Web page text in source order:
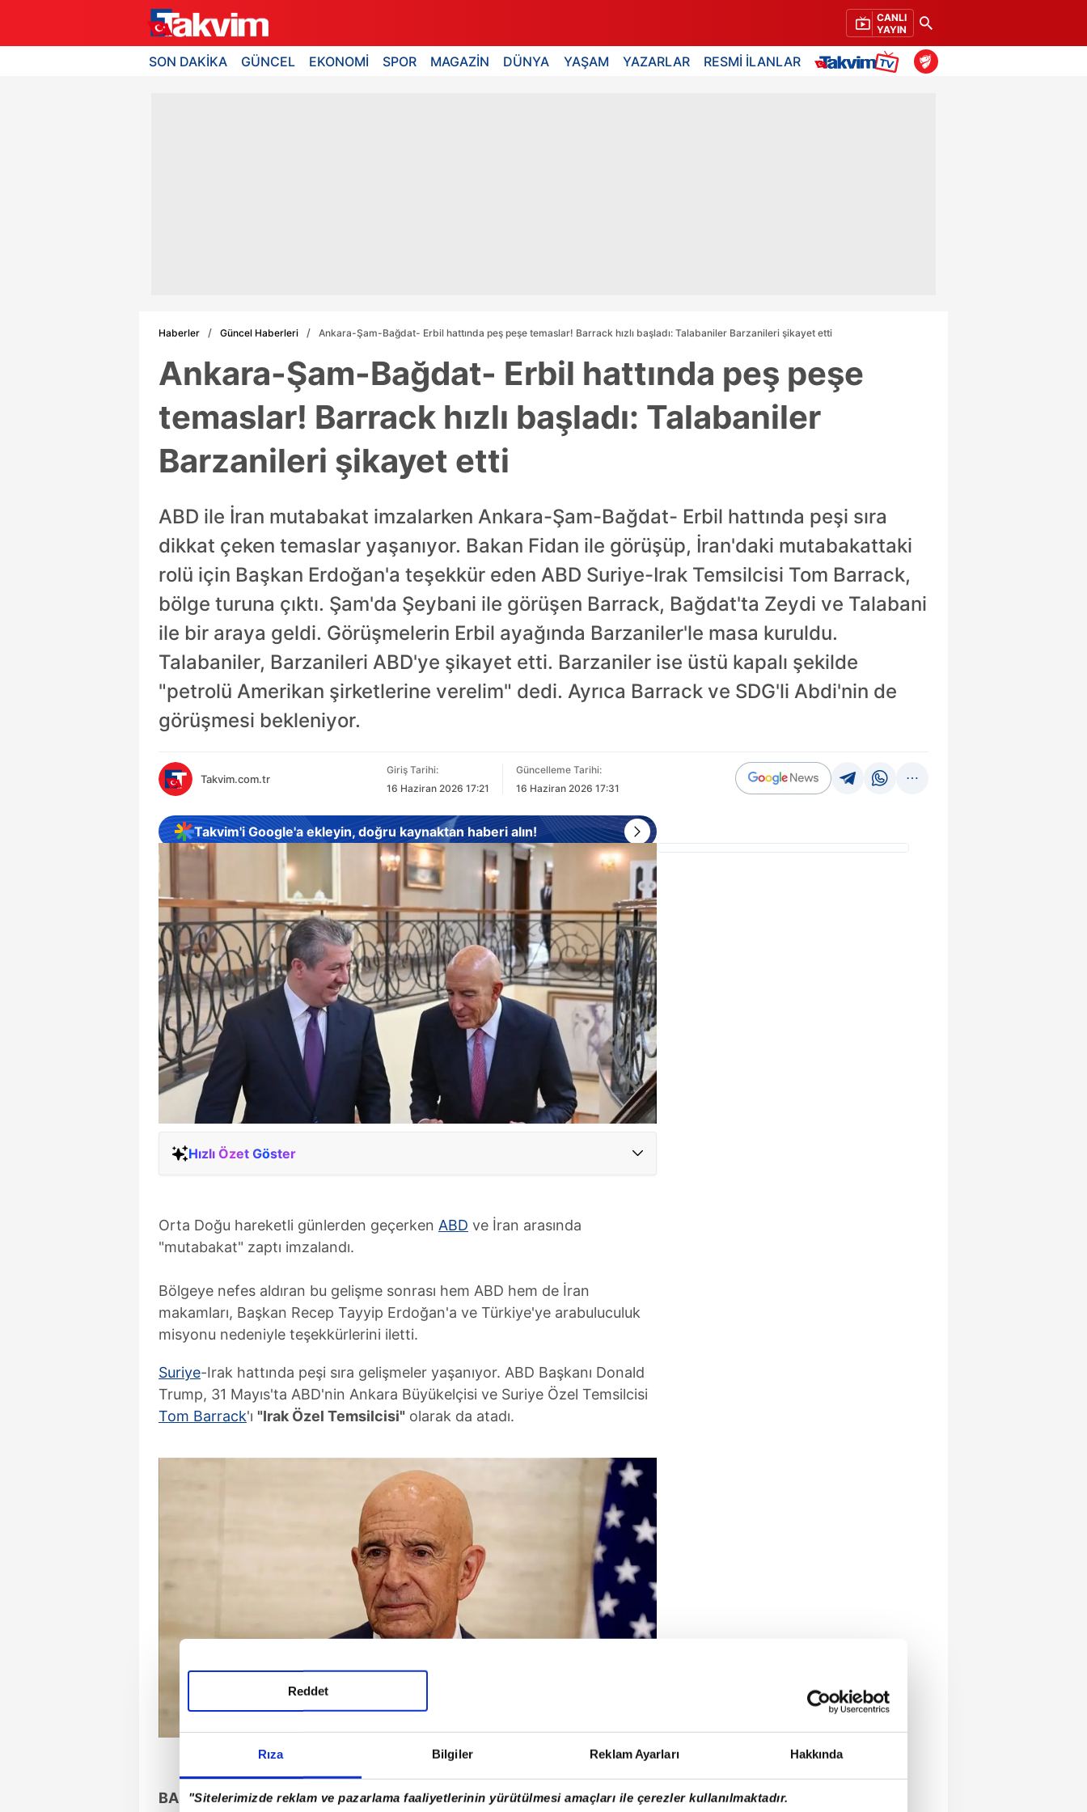
Rıza Bilgiler Reklam Ayarları Hakkında
"Sitelerimizde reklam ve pazarlama faaliyetlerinin yürütülmesi amaçları ile çerezler kullanılmaktadır.
Reddet
CANLI
YAYIN
SON DAKİKA GÜNCEL EKONOMİ SPOR MAGAZİN DÜNYA YAŞAM YAZARLAR RESMİ İLANLAR
Haberler Güncel Haberleri Ankara-Şam-Bağdat- Erbil hattında peş peşe temaslar! Barrack hızlı başladı: Talabaniler Barzanileri şikayet etti
Ankara-Şam-Bağdat- Erbil hattında peş peşe
temaslar! Barrack hızlı başladı: Talabaniler
Barzanileri şikayet etti
ABD ile İran mutabakat imzalarken Ankara-Şam-Bağdat- Erbil hattında peşi sıra
dikkat çeken temaslar yaşanıyor. Bakan Fidan ile görüşüp, İran'daki mutabakattaki
rolü için Başkan Erdoğan'a teşekkür eden ABD Suriye-Irak Temsilcisi Tom Barrack,
bölge turuna çıktı. Şam'da Şeybani ile görüşen Barrack, Bağdat'ta Zeydi ve Talabani
ile bir araya geldi. Görüşmelerin Erbil ayağında Barzaniler'le masa kuruldu.
Talabaniler, Barzanileri ABD'ye şikayet etti. Barzaniler ise üstü kapalı şekilde
"petrolü Amerikan şirketlerine verelim" dedi. Ayrıca Barrack ve SDG'li Abdi'nin de
görüşmesi bekleniyor.
Takvim.com.tr
Giriş Tarihi:
16 Haziran 2026 17:21
Güncelleme Tarihi:
16 Haziran 2026 17:31
Takvim'i Google'a ekleyin, doğru kaynaktan haberi alın!
Hızlı Özet Göster
Orta Doğu hareketli günlerden geçerken ABD ve İran arasında
"mutabakat" zaptı imzalandı.
Bölgeye nefes aldıran bu gelişme sonrası hem ABD hem de İran
makamları, Başkan Recep Tayyip Erdoğan'a ve Türkiye'ye arabuluculuk
misyonu nedeniyle teşekkürlerini iletti.
Suriye-Irak hattında peşi sıra gelişmeler yaşanıyor. ABD Başkanı Donald
Trump, 31 Mayıs'ta ABD'nin Ankara Büyükelçisi ve Suriye Özel Temsilcisi
Tom Barrack'ı "Irak Özel Temsilcisi" olarak da atadı.
BARRACK HIZLI BAŞLADI